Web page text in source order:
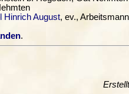
Hinrich August, ev.,
.